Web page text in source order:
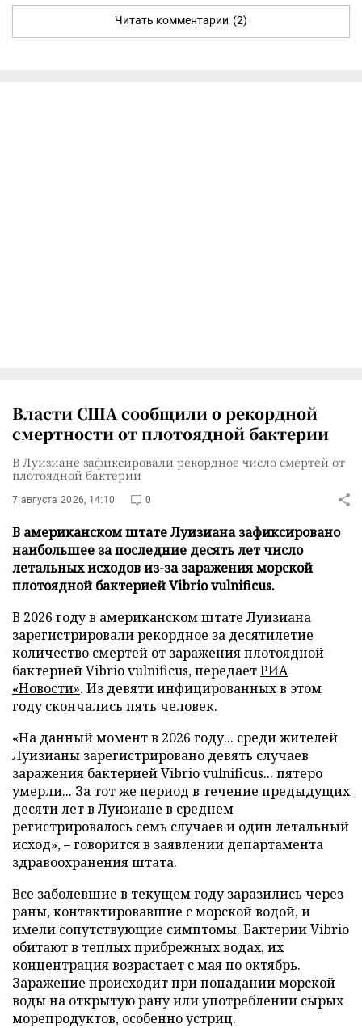
Читать комментарии (2)
Власти США сообщили о рекордной
смертности от плотоядной бактерии
В Луизиане зафиксировали рекордное число смертей от
плотоядной бактерии
7 августа 2026, 14:10 0
В американском штате Луизиана зафиксировано
наибольшее за последние десять лет число
летальных исходов из-за заражения морской
плотоядной бактерией Vibrio vulnificus.
В 2026 году в американском штате Луизиана
зарегистрировали рекордное за десятилетие
количество смертей от заражения плотоядной
бактерией Vibrio vulnificus, передаетРИА
«Новости». Из девяти инфицированных в этом
году скончались пять человек.
«На данный момент в 2026 году... среди жителей
Луизианы зарегистрировано девять случаев
заражения бактерией Vibrio vulnificus... пятеро
умерли... За тот же период в течение предыдущих
десяти лет в Луизиане в среднем
регистрировалось семь случаев и один летальный
исход», – говорится в заявлении департамента
здравоохранения штата.
Все заболевшие в текущем году заразились через
раны, контактировавшие с морской водой, и
имели сопутствующие симптомы. Бактерии Vibrio
обитают в теплых прибрежных водах, их
концентрация возрастает с мая по октябрь.
Заражение происходит при попадании морской
воды на открытую рану или употреблении сырых
морепродуктов, особенно устриц.